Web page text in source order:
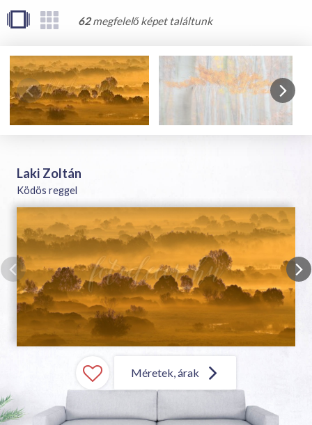
62megfelelő képet találtunk
Laki Zoltán
Ködös reggel
Méretek, árak